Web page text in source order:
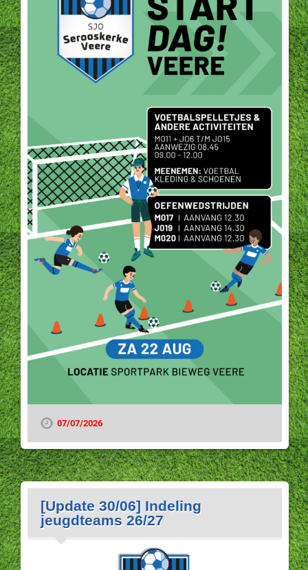
07/07/2026
[Update 30/06] Indeling
jeugdteams 26/27